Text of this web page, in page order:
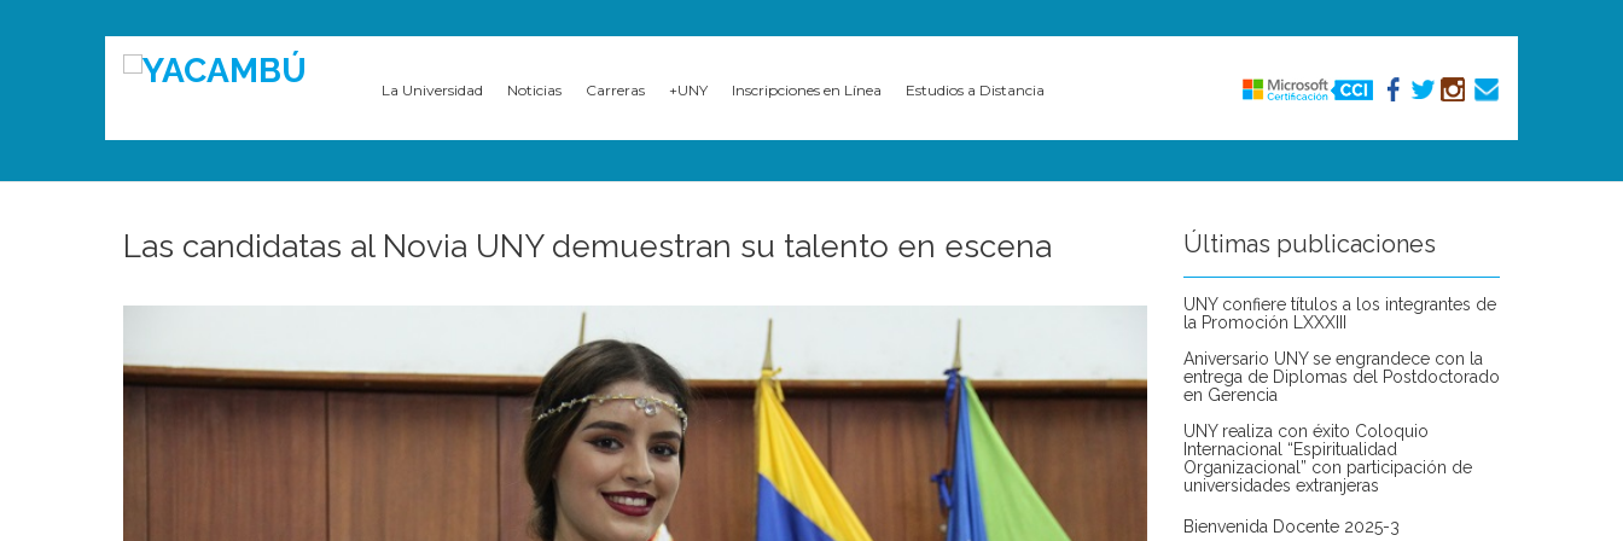
La Universidad Noticias Carreras +UNY Inscripciones en Línea Estudios a Distancia
Las candidatas al Novia UNY demuestran su talento en escena Últimas publicaciones
UNY confiere títulos a los integrantes de
la Promoción LXXXIII
Aniversario UNY se engrandece con la
entrega de Diplomas del Postdoctorado
en Gerencia
UNY realiza con éxito Coloquio
Internacional “Espiritualidad
Organizacional” con participación de
universidades extranjeras
Bienvenida Docente 2025-3